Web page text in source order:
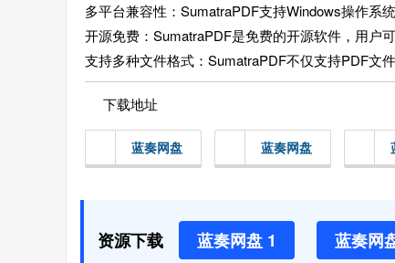
多平台兼容性：SumatraPDF支持Windows操作系
开源免费：SumatraPDF是免费的开源软件，用户
支持多种文件格式：SumatraPDF不仅支持PDF文
下载地址
蓝奏网盘 蓝奏网盘
资源下载 蓝奏网盘 1 蓝奏网